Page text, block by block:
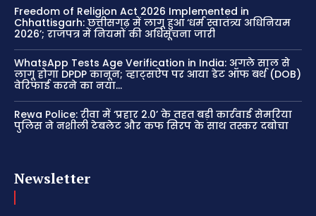
Freedom of Religion Act 2026 Implemented in
Chhattisgarh: छत्तीसगढ़ में लागू हुआ ‘धर्म स्वातंत्र्य अधिनियम
2026’; राजपत्र में नियमों की अधिसूचना जारी
WhatsApp Tests Age Verification in India: अगले साल से
लागू होगा DPDP कानून; व्हाट्सऐप पर आया डेट ऑफ बर्थ (DOB)
वेरिफाई करने का नया...
Rewa Police: रीवा में ‘प्रहार 2.0’ के तहत बड़ी कार्रवाई सेमरिया
पुलिस ने नशीली टेबलेट और कफ सिरप के साथ तस्कर दबोचा
Newsletter